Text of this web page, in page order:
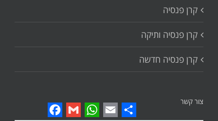
קרן פנסיה
קרן פנסיה ותיקה
קרן פנסיה חדשה
צור קשר FacebookGmail
WhatsAppEmailShare